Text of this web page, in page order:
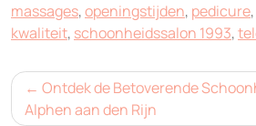
massages,openingstijden, pedicure,
kwaliteit, schoonheidssalon 1993,
Bericht
navigatie
Ontdek de Betoverende
Alphen aan den Rijn